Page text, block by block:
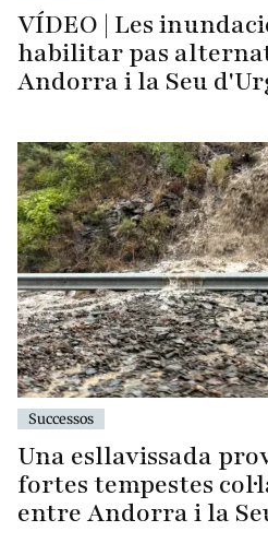
VÍDEO | Les
habilitar pas
Andorra i la Seu
Successos
Una esllavissada
fortes tempestes
entre Andorra i la